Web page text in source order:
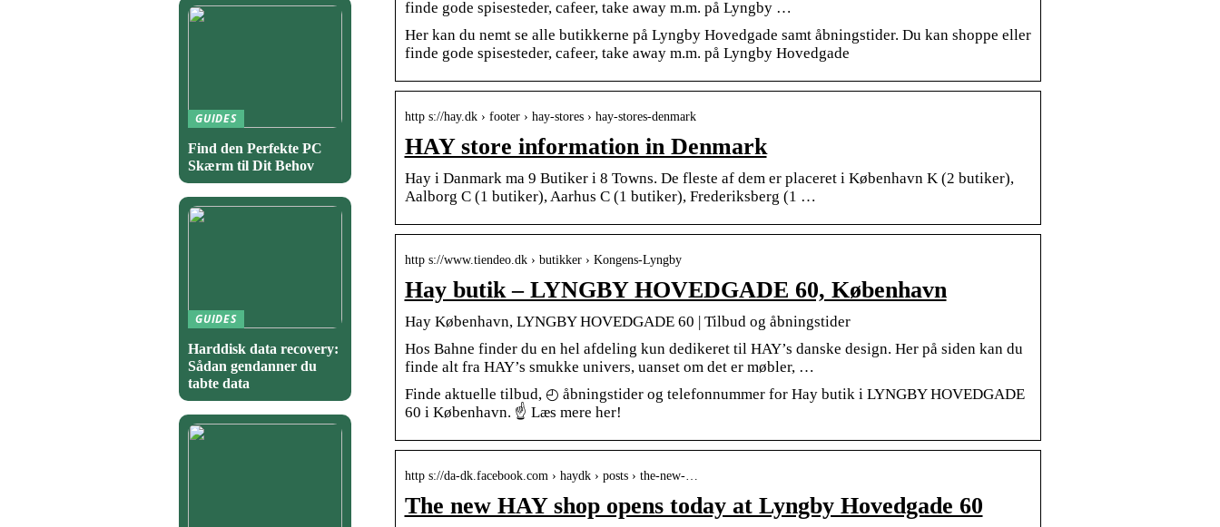
finde gode spisesteder, cafeer, take away m.m. på Lyngby …
Her kan du nemt se alle butikkerne på Lyngby Hovedgade samt åbningstider. Du kan shoppe eller
finde gode spisesteder, cafeer, take away m.m. på Lyngby Hovedgade
http s://hay.dk › footer › hay-stores › hay-stores-denmark
HAY store information in Denmark
Hay i Danmark ma 9 Butiker i 8 Towns. De fleste af dem er placeret i København K (2 butiker),
Aalborg C (1 butiker), Aarhus C (1 butiker), Frederiksberg (1 …
http s://www.tiendeo.dk › butikker › Kongens-Lyngby
Hay butik – LYNGBY HOVEDGADE 60, København
Hay København, LYNGBY HOVEDGADE 60 | Tilbud og åbningstider
Hos Bahne finder du en hel afdeling kun dedikeret til HAY’s danske design. Her på siden kan du
finde alt fra HAY’s smukke univers, uanset om det er møbler, …
Finde aktuelle tilbud, ◴ åbningstider og telefonnummer for Hay butik i LYNGBY HOVEDGADE
60 i København. ☝ Læs mere her!
http s://da-dk.facebook.com › haydk › posts › the-new-…
The new HAY shop opens today at Lyngby Hovedgade 60
GUIDES
Find den Perfekte PC
Skærm til Dit Behov
GUIDES
Harddisk data recovery:
Sådan gendanner du
tabte data